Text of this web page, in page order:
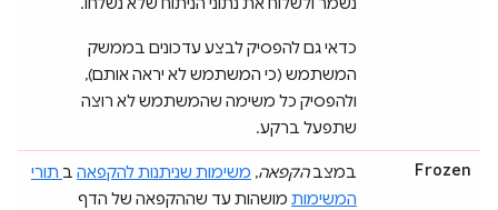
כדאי גם להפסיק לבצע עדכונים בממשק
המשתמש (כי המשתמש לא יראה אותם),
ולהפסיק כל משימה שהמשתמש לא רוצה
שתפעל ברקע.
Frozen במצבהקפאה, משימות שניתנות להקפאה ב תורי
המשימות מושהות עד שההקפאה של הדף